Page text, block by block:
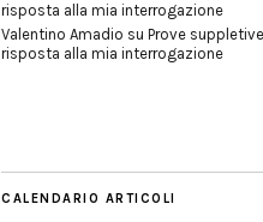
risposta alla mia interrogazione
Valentino Amadio su Prove
risposta alla mia interrogazione
CALENDARIO ARTICOLI